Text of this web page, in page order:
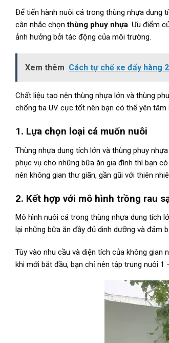
Để tiến hành nuôi cá trong thùng nhựa dung
cân nhắc chọnthùng phuy nhựa. Ưu điểm
ảnh hưởng bởi tác động của môi trường.
Xem thêm Cách tự chế xe đẩy hàng
Chất liệu tạo nên thùng nhựa lớn và thùng
chống tia UV cực tốt nên bạn có thể yên tâm
1. Lựa chọn loại cá muốn nuôi
Thùng nhựa dung tích lớn và thùng phuy
phục vụ cho những bữa ăn gia đình thì bạn
nên không gian thư giãn, gần gũi với thiên
2. Kết hợp với mô hình trồng rau
Mô hình nuôi cá trong thùng nhựa dung tích
lại những bữa ăn đầy đủ dinh dưỡng và đảm
Tùy vào nhu cầu và diện tích của không
khi mới bắt đầu, bạn chỉ nên tập trung nuôi